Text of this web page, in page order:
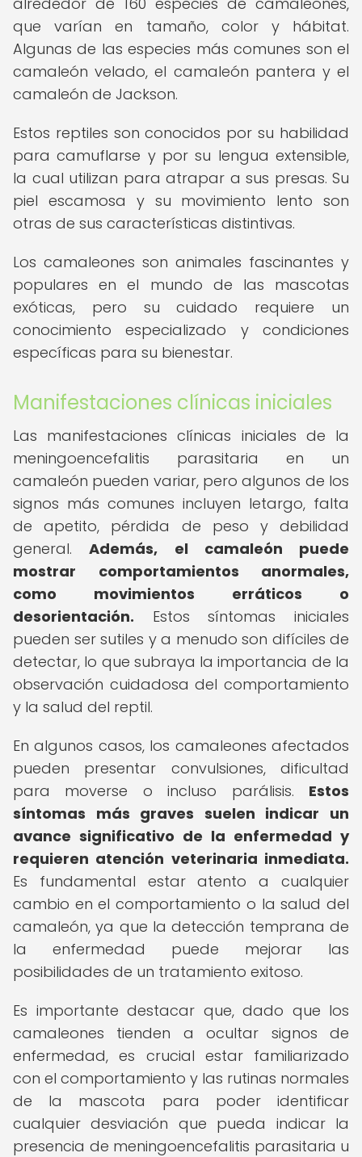
que varían en tamaño, color y hábitat.
Algunas de las especies más comunes son el
camaleón velado, el camaleón pantera y el
camaleón de Jackson.
Estos reptiles son conocidos por su habilidad
para camuflarse y por su lengua extensible,
la cual utilizan para atrapar a sus presas. Su
piel escamosa y su movimiento lento son
otras de sus características distintivas.
Los camaleones son animales fascinantes y
populares en el mundo de las mascotas
exóticas, pero su cuidado requiere un
conocimiento especializado y condiciones
específicas para su bienestar.
Manifestaciones clínicas iniciales
Las manifestaciones clínicas iniciales de la
meningoencefalitis parasitaria en un
camaleón pueden variar, pero algunos de los
signos más comunes incluyen letargo, falta
de apetito, pérdida de peso y debilidad
general.Además, el camaleón puede
mostrar comportamientos anormales,
como movimientos erráticos o
desorientación. Estos síntomas iniciales
pueden ser sutiles y a menudo son difíciles de
detectar, lo que subraya la importancia de la
observación cuidadosa del comportamiento
y la salud del reptil.
En algunos casos, los camaleones afectados
pueden presentar convulsiones, dificultad
para moverse o incluso parálisis. Estos
síntomas más graves suelen indicar un
avance significativo de la enfermedad y
requieren atención veterinaria inmediata.
Es fundamental estar atento a cualquier
cambio en el comportamiento o la salud del
camaleón, ya que la detección temprana de
la enfermedad puede mejorar las
posibilidades de un tratamiento exitoso.
Es importante destacar que, dado que los
camaleones tienden a ocultar signos de
enfermedad, es crucial estar familiarizado
con el comportamiento y las rutinas normales
de la mascota para poder identificar
cualquier desviación que pueda indicar la
presencia de meningoencefalitis parasitaria u